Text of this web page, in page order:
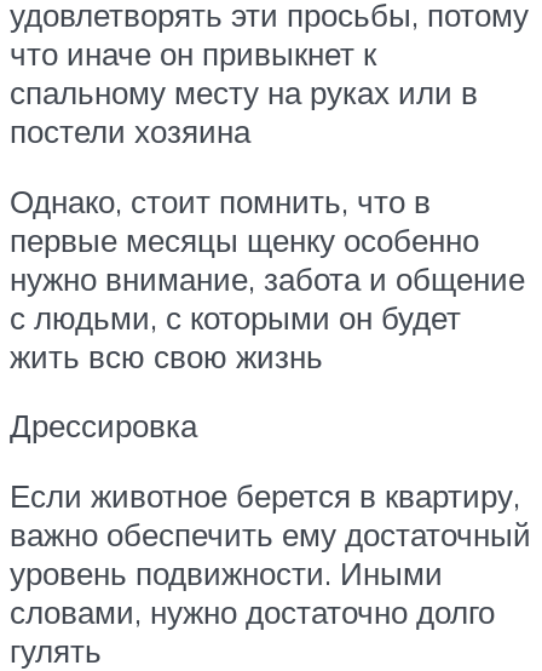
удовлетворять эти просьбы, потому
что иначе он привыкнет к
спальному месту на руках или в
постели хозяина
Однако, стоит помнить, что в
первые месяцы щенку особенно
нужно внимание, забота и общение
с людьми, с которыми он будет
жить всю свою жизнь
Дрессировка
Если животное берется в квартиру,
важно обеспечить ему достаточный
уровень подвижности. Иными
словами, нужно достаточно долго
гулять